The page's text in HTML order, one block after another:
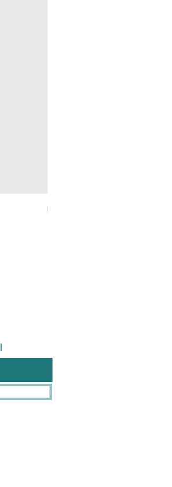
Perlen Ring
Prezzo
48,00 CHF